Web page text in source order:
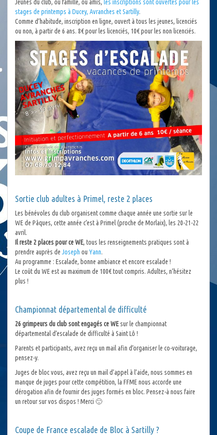
Jeunes du club, ou famille, ou amis, les inscriptions sont ouvertes pour les
stages de printemps à Ducey, Avranches et Sartilly.
Comme d’habitude, inscription en ligne, ouvert à tous les jeunes, licenciés
ou non, à partir de 6 ans. 8€ pour les licenciés, 10€ pour les non licenciés.
Sortie club adultes à Primel, reste 2 places
Les bénévoles du club organisent comme chaque année une sortie sur le
WE de Pâques, cette année c’est à Primel (proche de Morlaix), les 20-21-22
avril.
Il reste 2 places pour ce WE, tous les renseignements pratiques sont à
prendre auprès de Joseph ou Yann.
Au programme : Escalade, bonne ambiance et encore escalade !
Le coût du WE est au maximum de 100€ tout compris. Adultes, n’hésitez
plus !
Championnat départemental de difficulté
26 grimpeurs du club sont engagés ce WEsur le championnat
départemental d’escalade de difficulté à Saint Lô !
Parents et participants, avez reçu un mail afin d’organiser le co-voiturage,
pensez-y.
Juges de bloc vous, avez reçu un mail d’appel à l’aide, nous sommes en
manque de juges pour cette compétition, la FFME nous accorde une
dérogation afin de fournir des juges formés en bloc. Pensez-à nous faire
un retour sur vos dispos ! Merci 🙂
Coupe de France escalade de Bloc à Sartilly ?